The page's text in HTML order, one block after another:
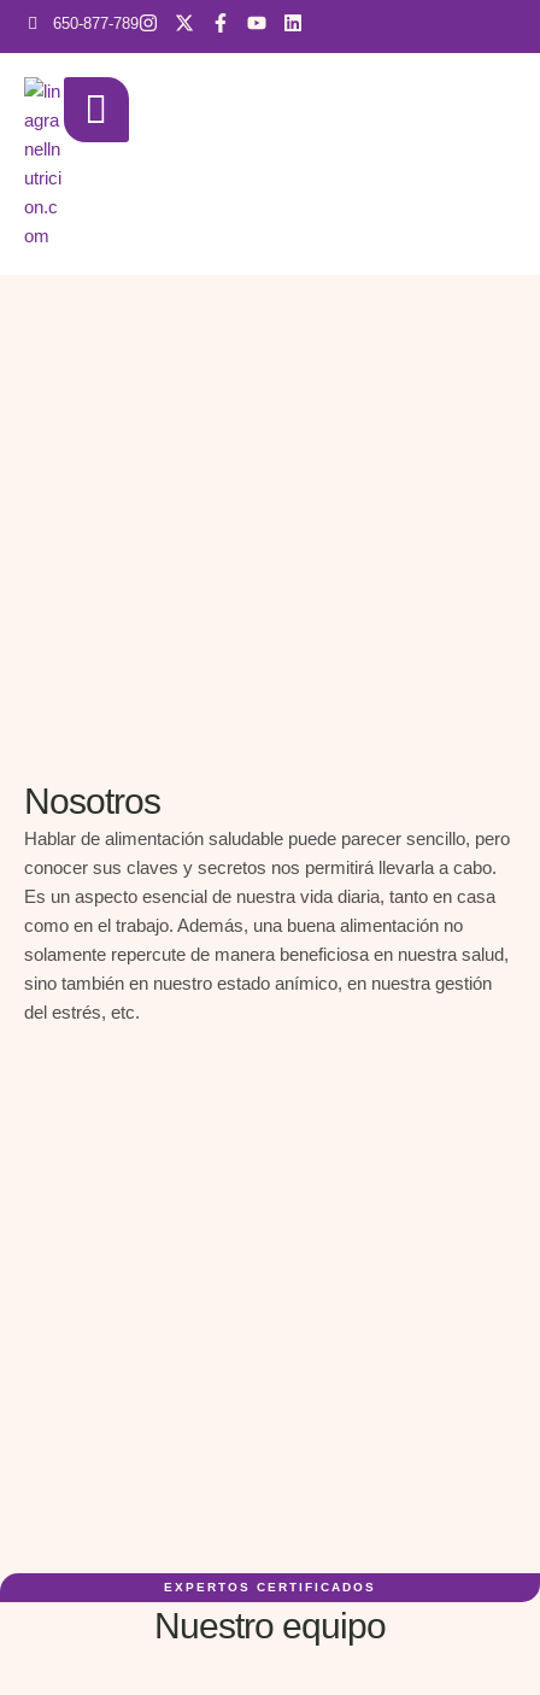
650-877-789
Nosotros
Hablar de alimentación saludable puede parecer sencillo, pero
conocer sus claves y secretos nos permitirá llevarla a cabo.
Es un aspecto esencial de nuestra vida diaria, tanto en casa
como en el trabajo. Además, una buena alimentación no
solamente repercute de manera beneficiosa en nuestra salud,
sino también en nuestro estado anímico, en nuestra gestión
del estrés, etc.
EXPERTOS CERTIFICADOS
Nuestro equipo